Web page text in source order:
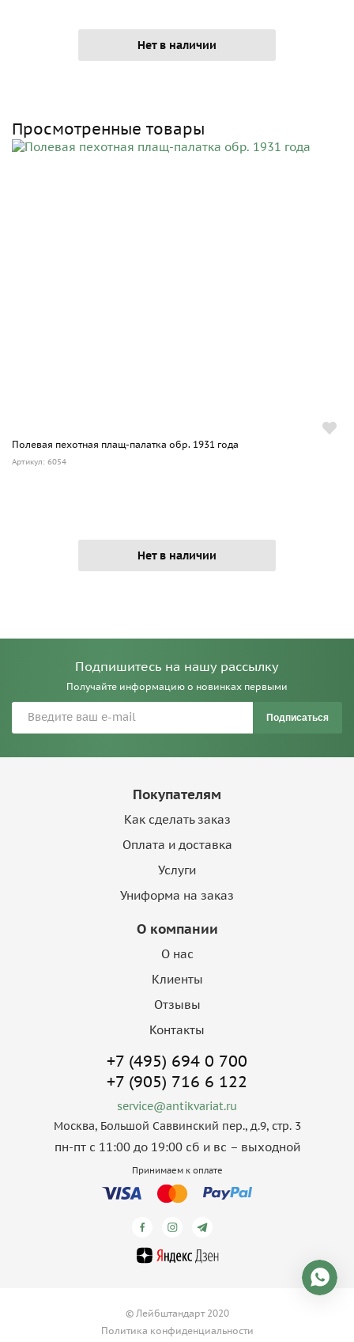
Нет в наличии
Просмотренные товары
Полевая пехотная плащ-палатка обр. 1931 года
Артикул: 6054
Нет в наличии
Подпишитесь на нашу рассылку
Получайте информацию о новинках первыми
Подписаться
Покупателям
Как сделать заказ
Оплата и доставка
Услуги
Униформа на заказ
О компании
О нас
Клиенты
Отзывы
Контакты
+7 (495) 694 0 700
+7 (905) 716 6 122
service@antikvariat.ru
Москва, Большой Саввинский пер., д.9, стр. 3
пн-пт с 11:00 до 19:00 сб и вс – выходной
Принимаем к оплате
© Лейбштандарт 2020
Политика конфиденциальности